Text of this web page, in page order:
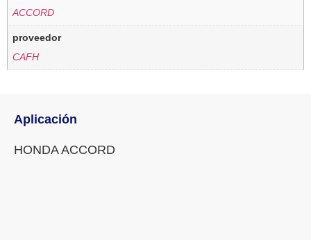
ACCORD
proveedor
CAFH
Aplicación
HONDA ACCORD